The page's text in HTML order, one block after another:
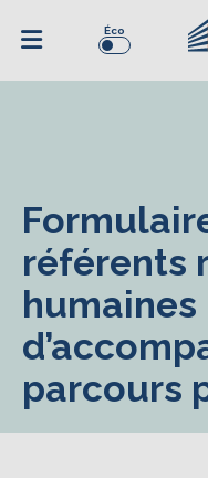
Éco
référents
humaines
parcours